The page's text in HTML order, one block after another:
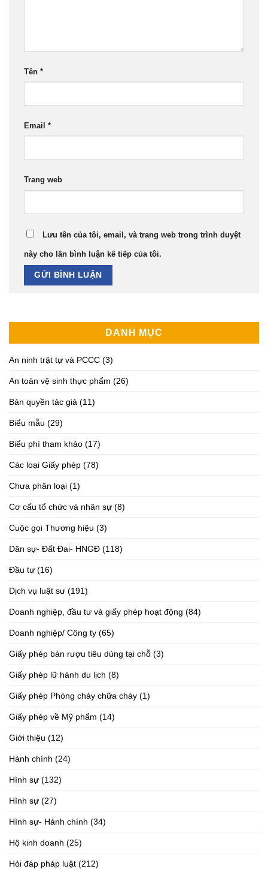
Tên *
Email *
Trang web
Lưu tên của tôi, email, và trang web trong trình duyệt
này cho lần bình luận kế tiếp của tôi.
DANH MỤC
An ninh trật tự và PCCC (3)
An toàn vệ sinh thực phẩm (26)
Bản quyền tác giả (11)
Biểu mẫu (29)
Biểu phí tham khảo (17)
Các loại Giấy phép (78)
Chưa phân loại (1)
Cơ cấu tổ chức và nhân sự (8)
Cuộc gọi Thương hiệu (3)
Dân sự- Đất Đai- HNGĐ (118)
Đầu tư (16)
Dịch vụ luật sư (191)
Doanh nghiệp, đầu tư và giấy phép hoạt động (84)
Doanh nghiệp/ Công ty (65)
Giấy phép bán rượu tiêu dùng tại chỗ (3)
Giấy phép lữ hành du lịch (8)
Giấy phép Phòng cháy chữa cháy (1)
Giấy phép về Mỹ phẩm (14)
Giới thiệu (12)
Hành chính (24)
Hình sự (132)
Hình sự (27)
Hình sự- Hành chính (34)
Hộ kinh doanh (25)
Hỏi đáp pháp luật (212)